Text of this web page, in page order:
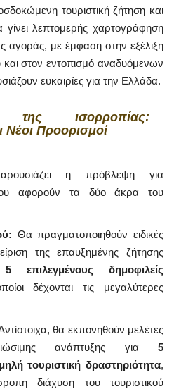
τουριστική ζήτηση και
λεπτομερής χαρτογράφηση
αγοράς, με έμφαση στην εξέλιξη
και στον εντοπισμό αναδυόμενων
ευκαιρίες για την Ελλάδα.
ισορροπίας:
Νέοι Προορισμοί
η πρόβλεψη για
που αφορούν τα δύο άκρα του
Θα πραγματοποιηθούν ειδικές
της επαυξημένης ζήτησης
5 επιλεγμένους δημοφιλείς
δέχονται τις μεγαλύτερες
θα εκπονηθούν μελέτες
ανάπτυξης για 5
τουριστική δραστηριότητα,
διάχυση του τουριστικού